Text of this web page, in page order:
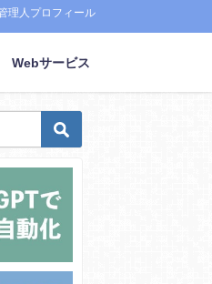
理人プロフィール
Webサービス